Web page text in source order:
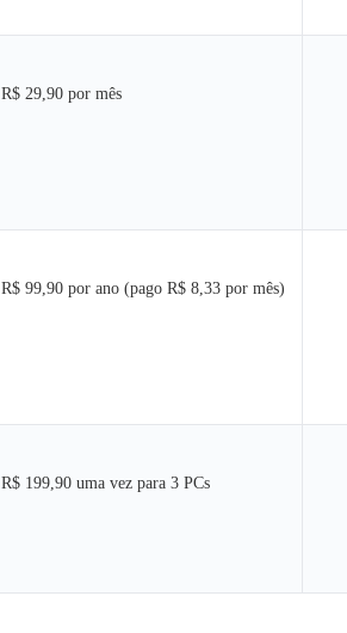
R$ 29,90 por mês
R$ 99,90 por ano (pago R$ 8,33 por mês)
R$ 199,90 uma vez para 3 PCs